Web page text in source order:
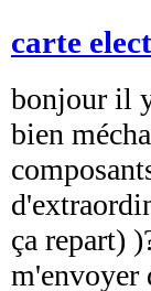
carte
bonjour il
bien
ça repart)
m'envoyer